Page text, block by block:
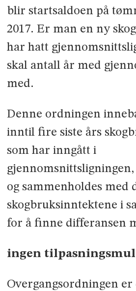
blir startsaldoen på
2017. Er man en ny
har hatt
skal antall år med
med.
Denne ordningen
inntil fire siste års
som har inngått i
gjennomsnittsligningen,
og sammenholdes med
skogbruksinntektene i
for å finne differansen
ingen
Overgangsordningen er